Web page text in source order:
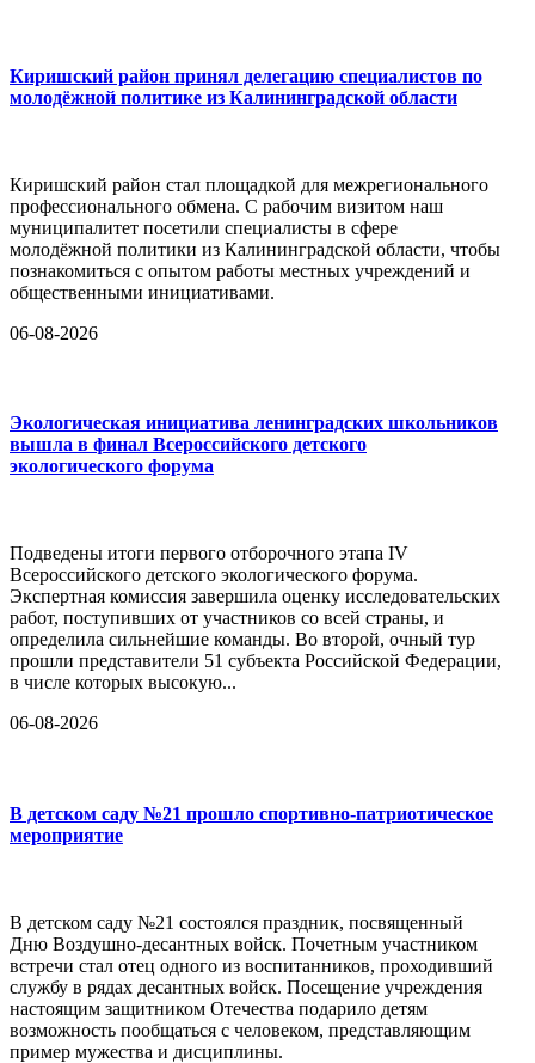
Киришский район принял делегацию специалистов по
молодёжной политике из Калининградской области
Киришский район стал площадкой для межрегионального
профессионального обмена. С рабочим визитом наш
муниципалитет посетили специалисты в сфере
молодёжной политики из Калининградской области, чтобы
познакомиться с опытом работы местных учреждений и
общественными инициативами.
06-08-2026
Экологическая инициатива ленинградских школьников
вышла в финал Всероссийского детского
экологического форума
Подведены итоги первого отборочного этапа IV
Всероссийского детского экологического форума.
Экспертная комиссия завершила оценку исследовательских
работ, поступивших от участников со всей страны, и
определила сильнейшие команды. Во второй, очный тур
прошли представители 51 субъекта Российской Федерации,
в числе которых высокую...
06-08-2026
В детском саду №21 прошло спортивно-патриотическое
мероприятие
В детском саду №21 состоялся праздник, посвященный
Дню Воздушно-десантных войск. Почетным участником
встречи стал отец одного из воспитанников, проходивший
службу в рядах десантных войск. Посещение учреждения
настоящим защитником Отечества подарило детям
возможность пообщаться с человеком, представляющим
пример мужества и дисциплины.